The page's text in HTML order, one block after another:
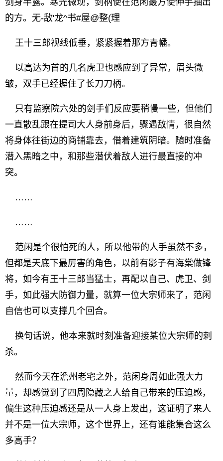
剑身半露。寒光微现，剑柄便在范闲最方便伸手抽出
的方。无-敌'龙^书#屋@整(理
王十三郎视线低垂，紧紧握着那方青幡。
以高达为首的几名虎卫也感应到了异常，眉头微
皱，双手已经握住了长刀刀柄。
只有监察院六处的剑手们反应要稍慢一些，但他们
一直散乱跟在提司大人身前身后，骤遇敌情，很自然
将身体往街边的商铺靠去，借着建筑阴暗。随时准备
潜入黑暗之中，和那些潜伏着敌人进行最直接的冲
突。
……
……
范闲是个很怕死的人，所以他带的人手虽然不多，
但都是天底下最厉害的角色，以前有影子有海棠做锋
将，如今有王十三郎当猛士，再配以自己、虎卫、剑
手，如此强大防御力量，就算一位大宗师来了，范闲
自信也可以支撑几个回合。
换句话说，他本来就时刻准备迎接某位大宗师的刺
杀。
然而今天在澹州老宅之外，范闲身周如此强大力
量，却感觉到了四周隐藏之人给自己带来的压迫感，
偏生这种压迫感还是从一人身上发出，这证明了来人
并不是一位大宗师，这个世界上，还有谁能集合这么
多高手？